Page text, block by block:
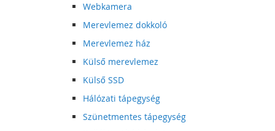
Webkamera
Merevlemez dokkoló
Merevlemez ház
Külső merevlemez
Külső SSD
Hálózati tápegység
Szünetmentes tápegység